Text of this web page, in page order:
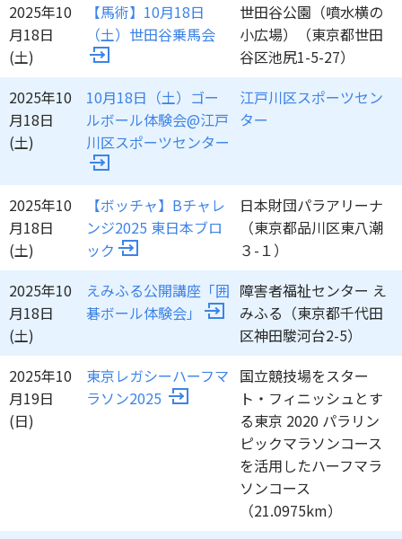
2025年10
月18日
(土)
【馬術】10月18日
（土）世田谷乗馬会
世田谷公園（噴水横の
小広場）（東京都世田
谷区池尻1-5-27）
2025年10
月18日
(土)
10月18日（土）ゴー
ルボール体験会@江戸
川区スポーツセンター
江戸川区スポーツセン
ター
2025年10
月18日
(土)
【ボッチャ】Bチャレ
ンジ2025 東日本ブロ
ック
日本財団パラアリーナ
（東京都品川区東八潮
３-１）
2025年10
月18日
(土)
えみふる公開講座「囲
碁ボール体験会」
障害者福祉センター え
みふる（東京都千代田
区神田駿河台2-5）
2025年10
月19日
(日)
東京レガシーハーフマ
ラソン2025
国立競技場をスター
ト・フィニッシュとす
る東京 2020 パラリン
ピックマラソンコース
を活用したハーフマラ
ソンコース
（21.0975km）